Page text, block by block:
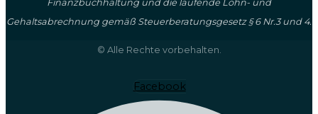
Finanzbuchhaltung und die laufende Lohn- und
Gehaltsabrechnung gemäß Steuerberatungsgesetz § 6 Nr.3 und 4.
© Alle Rechte vorbehalten.
Facebook